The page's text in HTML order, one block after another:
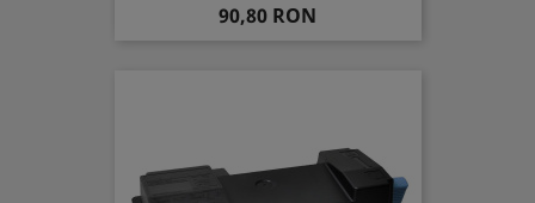
Pret
90,80 RON